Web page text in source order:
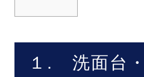
１. 洗面台